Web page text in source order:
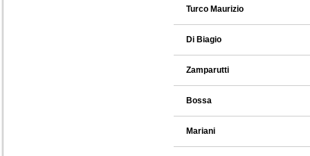
Turco Maurizio
Di Biagio
Zamparutti
Bossa
Mariani